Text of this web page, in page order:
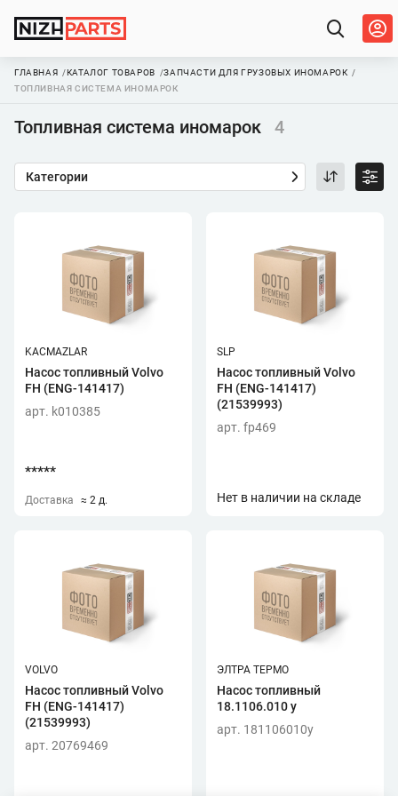
ГЛАВНАЯ КАТАЛОГ ТОВАРОВ
ЗАПЧАСТИ ДЛЯ ГРУЗОВЫХ ИНОМАРОК
ТОПЛИВНАЯ СИСТЕМА ИНОМАРОК
Топливная система иномарок 4
Категории
KACMAZLAR
Насос топливный Volvo
FH (ENG-141417)
арт. k010385
*****
Доставка ≈ 2 д.
SLP
Насос топливный Volvo
FH (ENG-141417)
(21539993)
арт. fp469
Нет в наличии на складе
VOLVO
Насос топливный Volvo
FH (ENG-141417)
(21539993)
арт. 20769469
ЭЛТРА ТЕРМО
Насос топливный
18.1106.010 у
арт. 181106010y